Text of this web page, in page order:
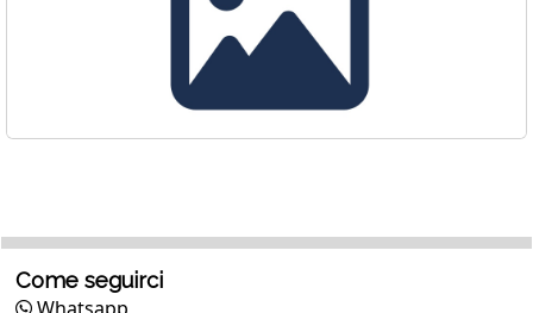
Come seguirci